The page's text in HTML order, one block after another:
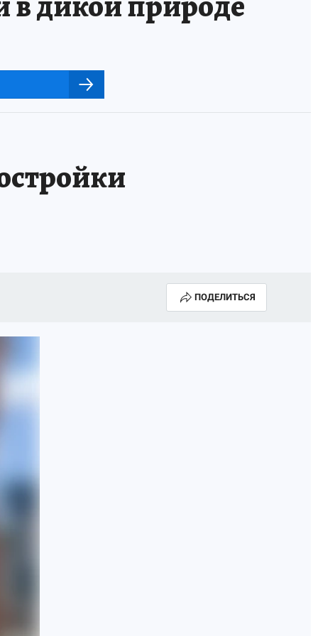
ПОДЕЛИТЬСЯ